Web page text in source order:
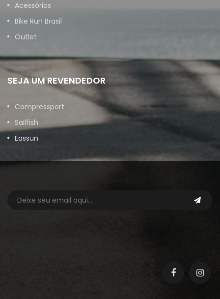
Acessórios
Bike Run Brasil
Outlet
SEJA UM REVENDEDOR
Compressport
Sailfish
Eassun